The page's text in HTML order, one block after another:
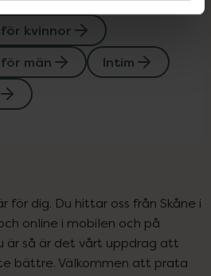
kvinnor
män
Intim
för dig. Du hittar oss från Skåne i
online i mobilen och på
är så är det vårt uppdrag att
bättre. Välkommen att prata